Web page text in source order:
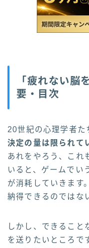
「疲れない脳
要・目次
20世紀の心理学者た
決定の量は限られて
あれをやろう、これ
いると、ゲームでい
が消耗していきます
納得できるのではな
しかし、できること
を送りたいところで